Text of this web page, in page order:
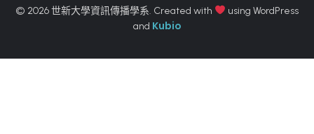
© 2026 世新大學資訊傳播學系. Created with
using WordPress
and Kubio